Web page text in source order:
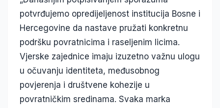
potvrđujemo opredijeljenost institucija Bosne i
Hercegovine da nastave pružati konkretnu
podršku povratnicima i raseljenim licima.
Vjerske zajednice imaju izuzetno važnu ulogu
u očuvanju identiteta, međusobnog
povjerenja i društvene kohezije u
povratničkim sredinama. Svaka marka